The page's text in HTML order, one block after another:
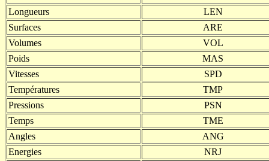
Longueurs
LEN
Surfaces
ARE
Volumes
VOL
Poids
MAS
Vitesses
SPD
Températures
TMP
Pressions
PSN
Temps
TME
Angles
ANG
Energies
NRJ